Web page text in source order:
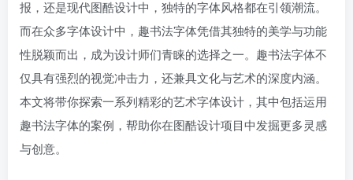
报，还是现代图酷设计中，独特的字体风格都在引领潮流。
而在众多字体设计中，趣书法字体凭借其独特的美学与功能
性脱颖而出，成为设计师们青睐的选择之一。趣书法字体不
仅具有强烈的视觉冲击力，还兼具文化与艺术的深度内涵。
本文将带你探索一系列精彩的艺术字体设计，其中包括运用
趣书法字体的案例，帮助你在图酷设计项目中发掘更多灵感
与创意。